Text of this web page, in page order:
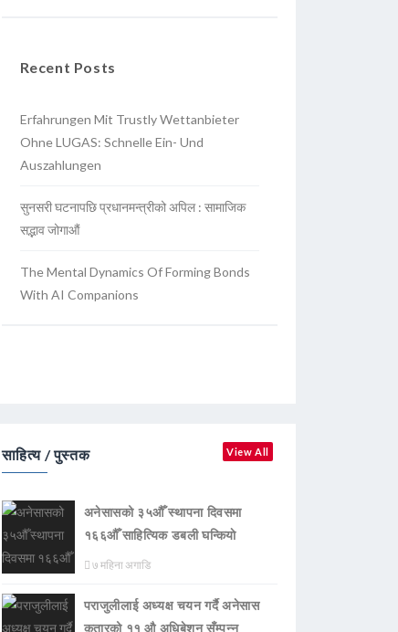
Recent Posts
Erfahrungen Mit Trustly Wettanbieter
Ohne LUGAS: Schnelle Ein- Und
Auszahlungen
सुनसरी घटनापछि प्रधानमन्त्रीको अपिल : सामाजिक
सद्भाव जोगाऔं
The Mental Dynamics Of Forming Bonds
With AI Companions
साहित्य / पुस्तक View All
अनेसासको ३५औँ स्थापना दिवसमा
१६६औँ साहित्यिक डबली घन्कियाे
७ महिना अगाडि
पराजुलीलाई अध्यक्ष चयन गर्दै अनेसास
कतारको ११ औ अधिबेशन सँम्पन्न